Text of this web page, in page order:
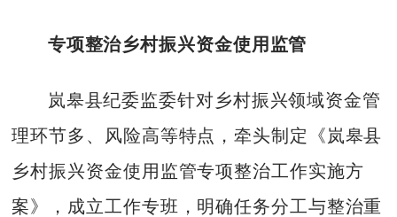
专项整治乡村振兴资金使用监管
岚皋县纪委监委针对乡村振兴领域资金管
理环节多、风险高等特点，牵头制定《岚皋县
乡村振兴资金使用监管专项整治工作实施方
案》，成立工作专班，明确任务分工与整治重